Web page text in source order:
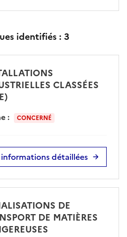
identifiés : 3
CLASSÉES
: CONCERNÉ
détaillées
DE
DE MATIÈRES